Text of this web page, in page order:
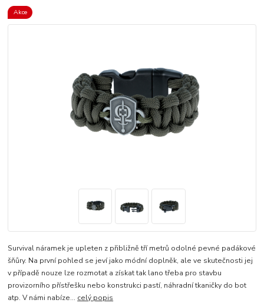
Akce
Survival náramek je upleten z přibližně tří metrů odolné pevné padákové
šňůry. Na první pohled se jeví jako módní doplněk, ale ve skutečnosti jej
v případě nouze lze rozmotat a získat tak lano třeba pro stavbu
provizorního přístřešku nebo konstrukci pastí, náhradní tkaničky do bot
atp. V námi nabíze... celý popis